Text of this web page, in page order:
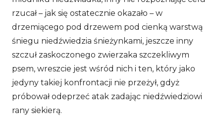
rzucał – jak się ostatecznie okazało – w
drzemiącego pod drzewem pod cienką warstwą
śniegu niedźwiedzia śnieżynkami, jeszcze inny
szczuł zaskoczonego zwierzaka szczekliwym
psem, wreszcie jest wśród nich i ten, który jako
jedyny takiej konfrontacji nie przeżył, gdyż
próbował odeprzeć atak zadając niedźwiedziowi
rany siekierą.